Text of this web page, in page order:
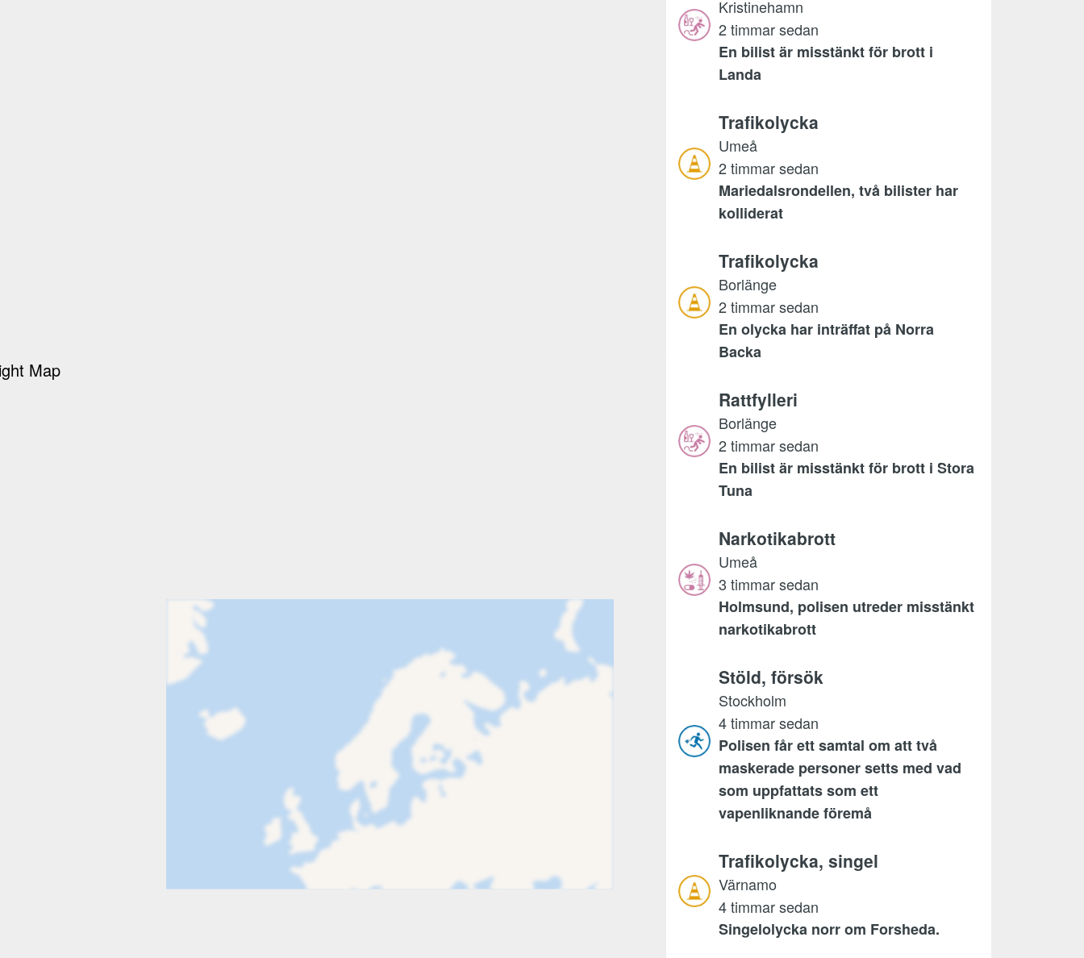
Kristinehamn
2 timmar sedan
En bilist är misstänkt för brott i
Landa
Trafikolycka
Umeå
2 timmar sedan
Mariedalsrondellen, två bilister har
kolliderat
Trafikolycka
Borlänge
2 timmar sedan
En olycka har inträffat på Norra
Backa
Rattfylleri
Borlänge
2 timmar sedan
En bilist är misstänkt för brott i Stora
Tuna
Narkotikabrott
Umeå
3 timmar sedan
Holmsund, polisen utreder misstänkt
narkotikabrott
Stöld, försök
Stockholm
4 timmar sedan
Polisen får ett samtal om att två
maskerade personer setts med vad
som uppfattats som ett
vapenliknande föremå
Trafikolycka, singel
Värnamo
4 timmar sedan
Singelolycka norr om Forsheda.